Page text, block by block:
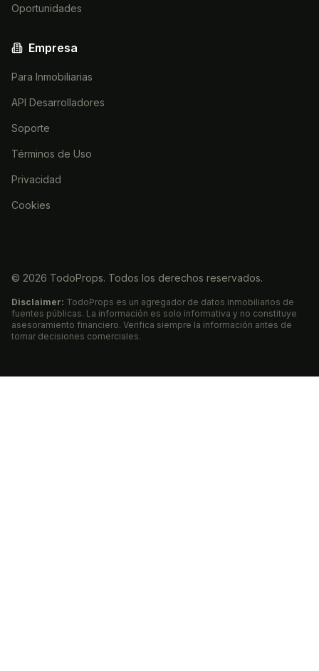
Oportunidades
Empresa
Para Inmobiliarias
API Desarrolladores
Soporte
Términos de Uso
Privacidad
Cookies
© 2026 TodoProps. Todos los derechos reservados.
Disclaimer: TodoProps es un agregador de datos inmobiliarios de
fuentes públicas. La información es solo informativa y no constituye
asesoramiento financiero. Verifica siempre la información antes de
tomar decisiones comerciales.